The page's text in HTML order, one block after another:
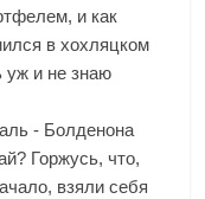
и как
в хохляцком
уж и не знаю
- Болденона
Горжусь, что,
взяли себя